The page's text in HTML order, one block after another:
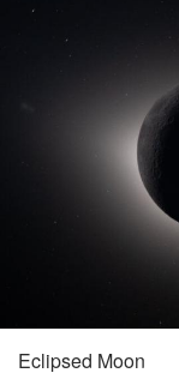
Eclipsed Moon